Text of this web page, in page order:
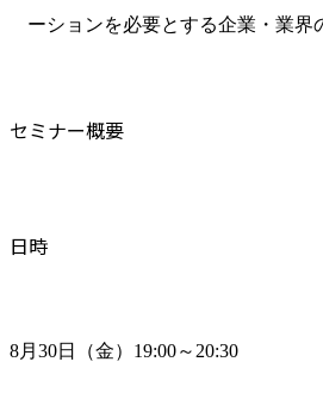
ーションを必要とする企業・業界
セミナー概要
日時
8月30日（金）19:00～20:30